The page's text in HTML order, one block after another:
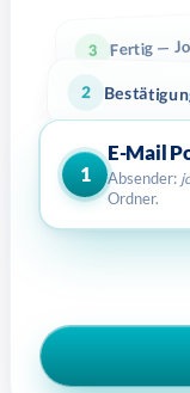
1
E-Mail
Absender:
Ordner.
2
3 Fertig —